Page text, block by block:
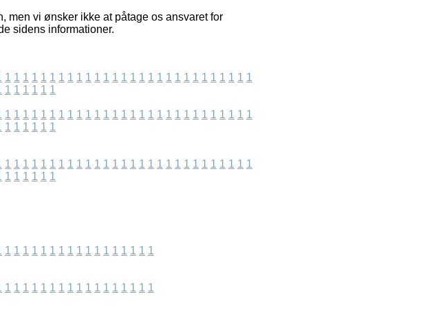
men vi ønsker ikke at påtage os ansvaret for
sidens informationer.
1 1 1 1 1 1 1 1 1 1 1 1 1 1 1 1 1 1 1 1 1 1 1 1 1 1 1 1
1 1 1 1 1 1
1 1 1 1 1 1 1 1 1 1 1 1 1 1 1 1 1 1 1 1 1 1 1 1 1 1 1 1
1 1 1 1 1 1
1 1 1 1 1 1 1 1 1 1 1 1 1 1 1 1 1 1 1 1 1 1 1 1 1 1 1 1
1 1 1 1 1 1
1 1 1 1 1 1 1 1 1 1 1 1 1 1 1 1 1
1 1 1 1 1 1 1 1 1 1 1 1 1 1 1 1 1